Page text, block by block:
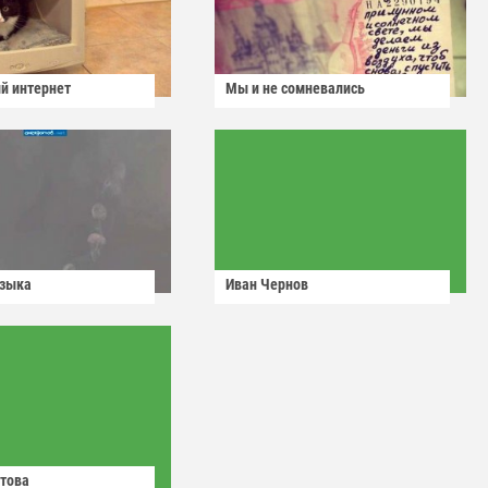
интернет Мы и не сомневались
Иван Чернов